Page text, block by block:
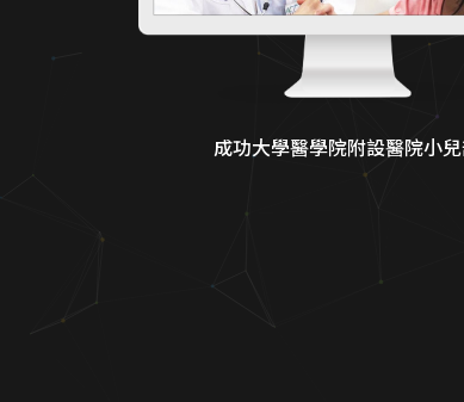
成功大學醫學院附設醫院小